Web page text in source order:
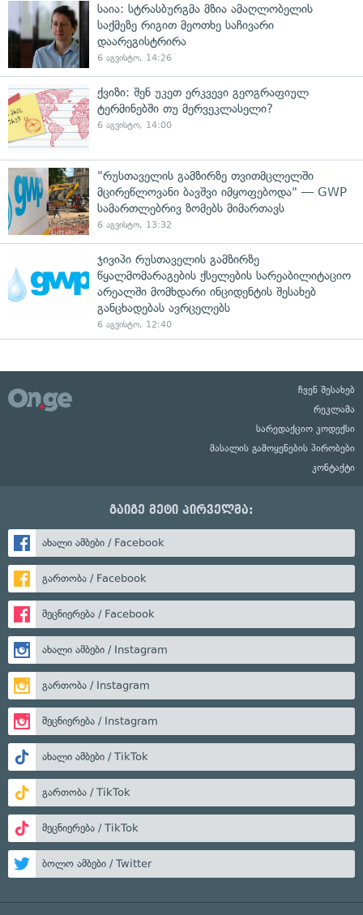
საია: სტრასბურგმა მზია ამაღლობელის
საქმეზე რიგით მეოთხე საჩივარი
დაარეგისტრირა
6 აგვისტო, 14:26
ქვიზი: შენ უკეთ ერკვევი გეოგრაფიულ
ტერმინებში თუ მერვეკლასელი?
6 აგვისტო, 14:00
"რუსთაველის გამზირზე თვითმცლელში
მცირეწლოვანი ბავშვი იმყოფებოდა" — GWP
სამართლებრივ ზომებს მიმართავს
6 აგვისტო, 13:32
ჯივიპი რუსთაველის გამზირზე
წყალმომარაგების ქსელების სარეაბილიტაციო
არეალში მომხდარი ინციდენტის შესახებ
განცხადებას ავრცელებს
6 აგვისტო, 12:40
ჩვენ შესახებ
რეკლამა
სარედაქციო კოდექსი
მასალის გამოყენების პირობები
კონტაქტი
გაიგე მეტი პირველმა:
ახალი ამბები / Facebook
გართობა / Facebook
მეცნიერება / Facebook
ახალი ამბები / Instagram
გართობა / Instagram
მეცნიერება / Instagram
ახალი ამბები / TikTok
გართობა / TikTok
მეცნიერება / TikTok
ბოლო ამბები / Twitter